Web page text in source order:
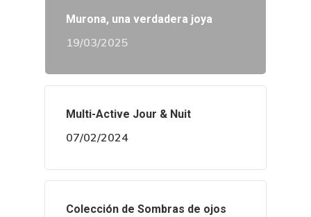
Murona, una verdadera joya
19/03/2025
Multi-Active Jour & Nuit
07/02/2024
Colección de Sombras de ojos